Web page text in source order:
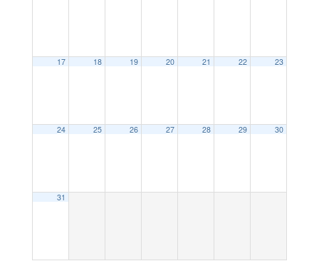
17 18 19 20 21 22 23
24 25 26 27 28 29 30
31